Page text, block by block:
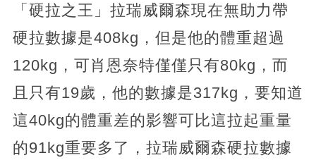
「硬拉之王」拉瑞威爾森現在無助力帶
硬拉數據是408kg，但是他的體重超過
120kg，可肖恩奈特僅僅只有80kg，而
且只有19歲，他的數據是317kg，要知道
這40kg的體重差的影響可比這拉起重量
的91kg重要多了，拉瑞威爾森硬拉數據